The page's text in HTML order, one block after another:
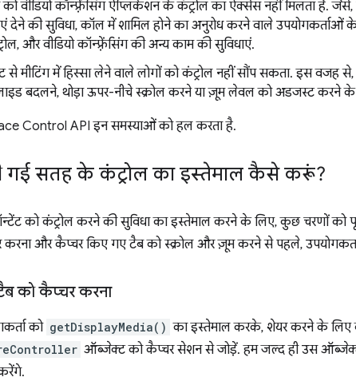
को वीडियो कॉन्फ़्रेंसिंग ऐप्लिकेशन के कंट्रोल का ऐक्सेस नहीं मिलता है.
देने की सुविधा, कॉल में शामिल होने का अनुरोध करने वाले उपयोगकर्ताओं
और वीडियो कॉन्फ़्रेंसिंग की अन्य काम की सुविधाएं.
से मीटिंग में हिस्सा लेने वाले लोगों को कंट्रोल नहीं सौंप सकता. इस वजह
बदलने, थोड़ा ऊपर-नीचे स्क्रोल करने या ज़ूम लेवल को अडजस्ट करने
Control API इन समस्याओं को हल करता है.
गई सतह के कंट्रोल का इस्तेमाल कैसे करूं?
को कंट्रोल करने की सुविधा का इस्तेमाल करने के लिए, कुछ चरणों को
करना और कैप्चर किए गए टैब को स्क्रोल और ज़ूम करने से पहले,
को कैप्चर करना
को getDisplayMedia() का इस्तेमाल करके, शेयर करने के
ऑब्जेक्ट को कैप्चर सेशन से जोड़ें. हम जल्द ही उस